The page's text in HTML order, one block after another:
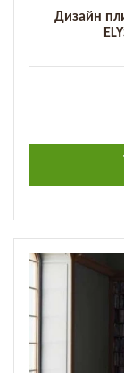
Дизайн